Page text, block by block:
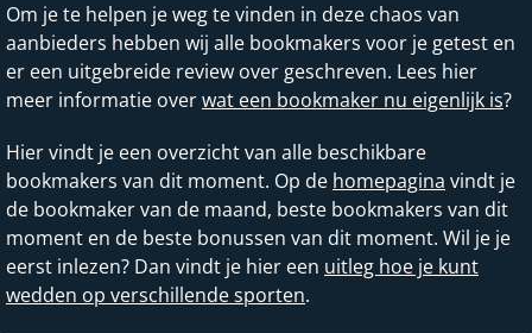
Om je te helpen je weg te vinden in deze chaos van
aanbieders hebben wij alle bookmakers voor je getest en
er een uitgebreide review over geschreven. Lees hier
meer informatie overwat een bookmaker nu eigenlijk is?
Hier vindt je een overzicht van alle beschikbare
bookmakers van dit moment. Op de homepagina vindt je
de bookmaker van de maand, beste bookmakers van dit
moment en de beste bonussen van dit moment. Wil je je
eerst inlezen? Dan vindt je hier een uitleg hoe je kunt
wedden op verschillende sporten.